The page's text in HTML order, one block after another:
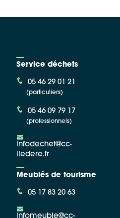
Service déchets
05 46 29 01 21
(particuliers)
05 46 09 79 17
(professionnels)
infodechet@cc-
iledere.fr
Meublés de tourisme
05 17 83 20 63
infomeuble@cc-